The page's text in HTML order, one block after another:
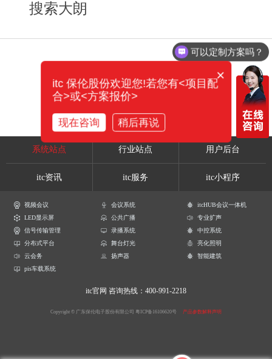
搜索大朗
系统站点 行业站点 用户后台
itc资讯 itc服务 itc小程序
视频会议 会议系统
itcHUB会议一体机
LED显示屏
公共广播
专业扩声
信号传输管理
录播系统
中控系统
分布式平台
舞台灯光
亮化照明
云会务
扬声器
智能建筑
pis车载系统
itc官网 咨询热线：400-991-2218
Copyright © 广东保伦电子股份有限公司 粤ICP备16106620号 产品参数解释声明
可以定制方案吗？
×
itc 保伦股份欢迎您!若您有<项目配
合>或<方案报价>
现在咨询 稍后再说